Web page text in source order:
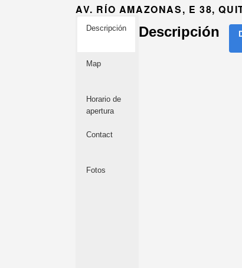
AV. RÍO AMAZONAS, E 38,
Descripción
Map
Horario de
apertura
Contact
Fotos
Descripción